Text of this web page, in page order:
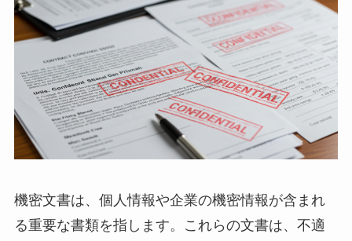
機密文書は、個人情報や企業の機密情報が含まれ
る重要な書類を指します。これらの文書は、不適